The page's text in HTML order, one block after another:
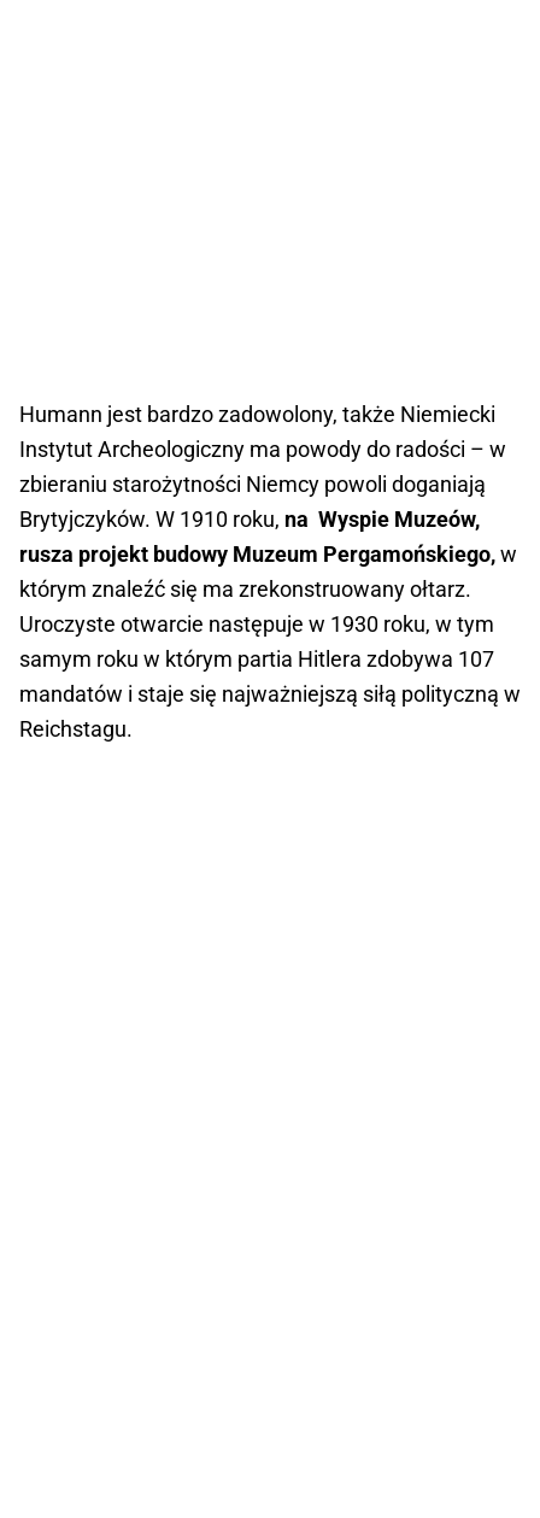
Humann jest bardzo zadowolony, także Niemiecki
Instytut Archeologiczny ma powody do radości – w
zbieraniu starożytności Niemcy powoli doganiają
Brytyjczyków. W 1910 roku, na Wyspie Muzeów,
rusza projekt budowy Muzeum Pergamońskiego,w
którym znaleźć się ma zrekonstruowany ołtarz.
Uroczyste otwarcie następuje w 1930 roku, w tym
samym roku w którym partia Hitlera zdobywa 107
mandatów i staje się najważniejszą siłą polityczną w
Reichstagu.